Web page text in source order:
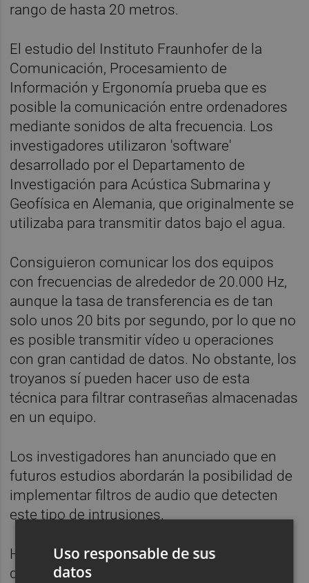
rango de hasta 20 metros.
El estudio del Instituto Fraunhofer de la
Comunicación, Procesamiento de
Información y Ergonomía prueba que es
posible la comunicación entre ordenadores
mediante sonidos de alta frecuencia. Los
investigadores utilizaron 'software'
desarrollado por el Departamento de
Investigación para Acústica Submarina y
Geofísica en Alemania, que originalmente se
utilizaba para transmitir datos bajo el agua.
Consiguieron comunicar los dos equipos
con frecuencias de alrededor de 20.000 Hz,
aunque la tasa de transferencia es de tan
solo unos 20 bits por segundo, por lo que no
es posible transmitir vídeo u operaciones
con gran cantidad de datos. No obstante, los
troyanos sí pueden hacer uso de esta
técnica para filtrar contraseñas almacenadas
en un equipo.
Los investigadores han anunciado que en
futuros estudios abordarán la posibilidad de
implementar filtros de audio que detecten
este tipo de intrusiones.
Hace un mes el investigador Dragos Ruiu
descubrió que su laboratorio había sido
Uso responsable de sus
datos